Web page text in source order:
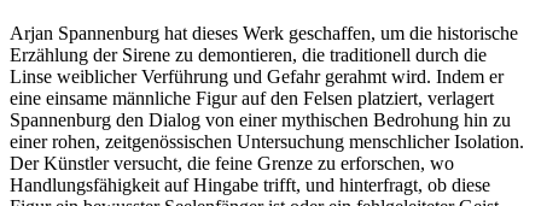
Arjan Spannenburg hat dieses Werk geschaffen, um die historische
Erzählung der Sirene zu demontieren, die traditionell durch die
Linse weiblicher Verführung und Gefahr gerahmt wird. Indem er
eine einsame männliche Figur auf den Felsen platziert, verlagert
Spannenburg den Dialog von einer mythischen Bedrohung hin zu
einer rohen, zeitgenössischen Untersuchung menschlicher Isolation.
Der Künstler versucht, die feine Grenze zu erforschen, wo
Handlungsfähigkeit auf Hingabe trifft, und hinterfragt, ob diese